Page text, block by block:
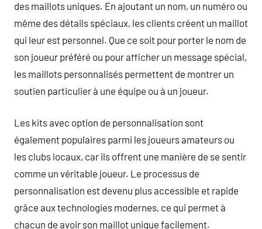
des maillots uniques. En ajoutant un nom, un numéro ou
même des détails spéciaux, les clients créent un maillot
qui leur est personnel. Que ce soit pour porter le nom de
son joueur préféré ou pour afficher un message spécial,
les maillots personnalisés permettent de montrer un
soutien particulier à une équipe ou à un joueur.
Les kits avec option de personnalisation sont
également populaires parmi les joueurs amateurs ou
les clubs locaux, car ils offrent une manière de se sentir
comme un véritable joueur. Le processus de
personnalisation est devenu plus accessible et rapide
grâce aux technologies modernes, ce qui permet à
chacun de avoir son maillot unique facilement.